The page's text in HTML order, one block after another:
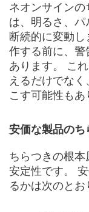
ネオンサイン
は、明るさ、
断続的に変動
作する前に、
あります。 こ
えるだけでな
こす可能性もあ
安価な製品のち
ちらつきの根
安定性です。
るかは次のとお